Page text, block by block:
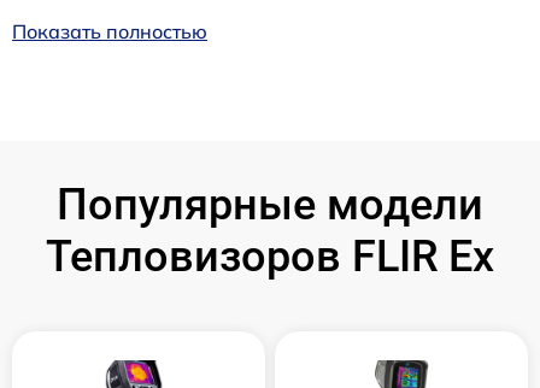
Показать полностью
Популярные модели
Тепловизоров FLIR Ex